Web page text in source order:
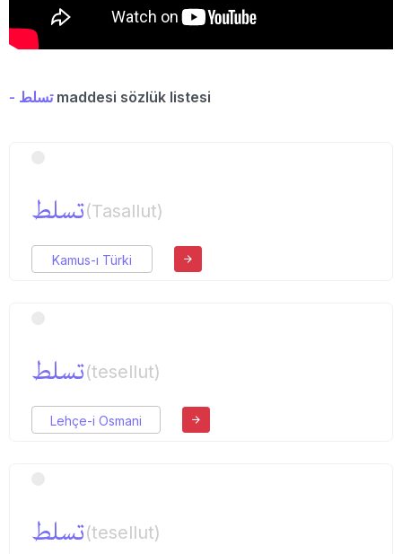
- تسلطmaddesi sözlük listesi
تسلط(Tasallut)
Kamus-ı Türki
تسلط(tesellut)
Lehçe-i Osmani
تسلط(tesellut)